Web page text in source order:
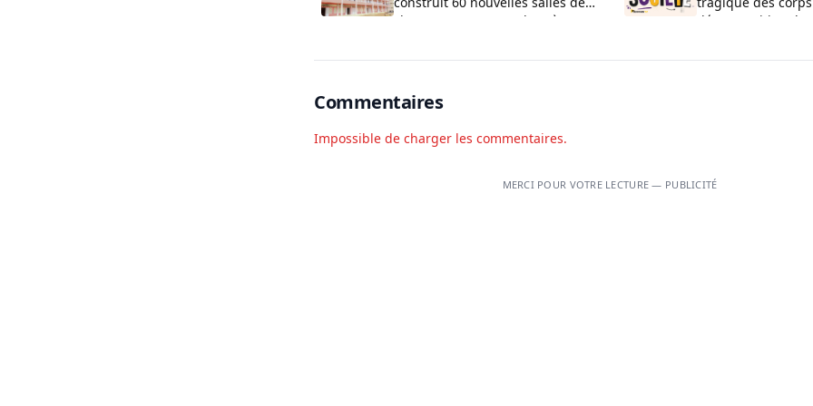
classe au CEG La Verdure à
décomposition
Commentaires
Impossible de charger les commentaires.
MERCI POUR VOTRE LECTURE — PUBLICITÉ